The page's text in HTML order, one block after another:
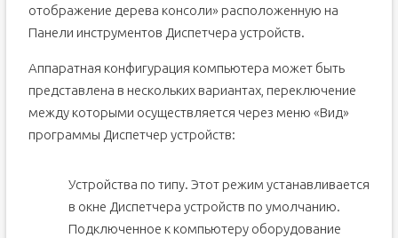
отображение дерева консоли» расположенную на
Панели инструментов Диспетчера устройств.
Аппаратная конфигурация компьютера может быть
представлена в нескольких вариантах, переключение
между которыми осуществляется через меню «Вид»
программы Диспетчер устройств:
Устройства по типу. Этот режим устанавливается
в окне Диспетчера устройств по умолчанию.
Подключенное к компьютеру оборудование